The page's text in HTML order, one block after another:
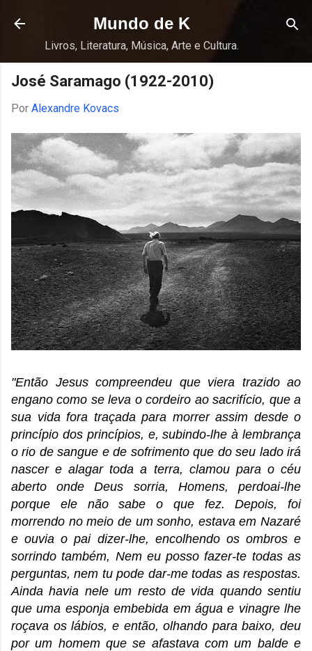
Pular para o conteúdo principal
Mundo de K
Livros, Literatura, Música, Arte e Cultura.
José Saramago (1922-2010)
Por Alexandre Kovacs
"Então Jesus compreendeu que viera trazido ao
engano como se leva o cordeiro ao sacrifício, que a
sua vida fora traçada para morrer assim desde o
princípio dos princípios, e, subindo-lhe à lembrança
o rio de sangue e de sofrimento que do seu lado irá
nascer e alagar toda a terra, clamou para o céu
aberto onde Deus sorria, Homens, perdoai-lhe
porque ele não sabe o que fez. Depois, foi
morrendo no meio de um sonho, estava em Nazaré
e ouvia o pai dizer-lhe, encolhendo os ombros e
sorrindo também, Nem eu posso fazer-te todas as
perguntas, nem tu pode dar-me todas as respostas.
Ainda havia nele um resto de vida quando sentiu
que uma esponja embebida em água e vinagre lhe
roçava os lábios, e então, olhando para baixo, deu
por um homem que se afastava com um balde e